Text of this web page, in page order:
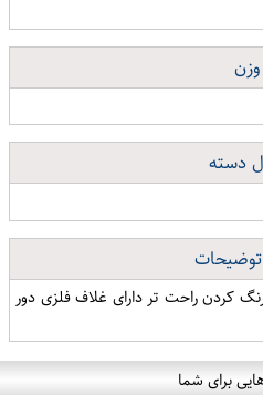
وزن
دسته
کردن راحت تر دارای غلاف فلزی دور
برای شما